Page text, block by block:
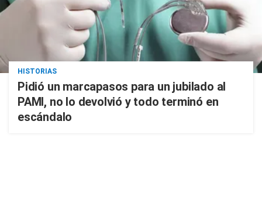
HISTORIAS
Pidió un marcapasos para un jubilado al
PAMI, no lo devolvió y todo terminó en
escándalo